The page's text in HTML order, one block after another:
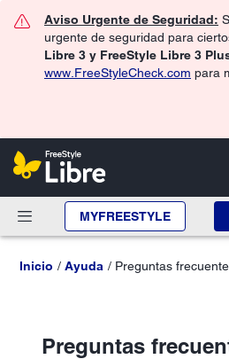
Aviso Urgente de Seguridad:
urgente de seguridad para
Libre 3 y FreeStyle Libre 3
www.FreeStyleCheck.com para
MYFREESTYLE
Inicio Ayuda Preguntas
Preguntas